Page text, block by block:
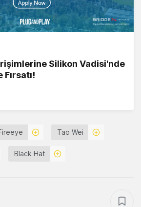
Silikon Vadisi'nde
Tao Wei
Black Hat